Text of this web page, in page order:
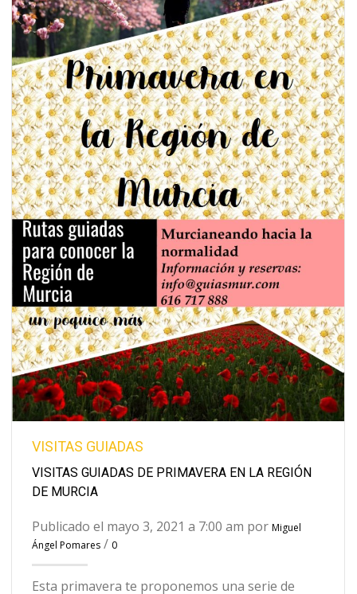
VISITAS GUIADAS
VISITAS GUIADAS DE PRIMAVERA EN LA REGIÓN
DE MURCIA
Publicado el mayo 3, 2021 a 7:00 am por Miguel
Ángel Pomares / 0
Esta primavera te proponemos una serie de